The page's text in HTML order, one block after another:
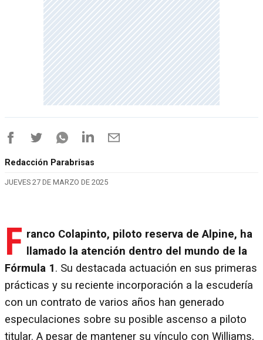
Redacción Parabrisas
JUEVES 27 DE MARZO DE 2025
F ranco Colapinto, piloto reserva de Alpine, ha
llamado la atención dentro del mundo de la
Fórmula 1. Su destacada actuación en sus primeras
prácticas y su reciente incorporación a la escudería
con un contrato de varios años han generado
especulaciones sobre su posible ascenso a piloto
titular. A pesar de mantener su vínculo con Williams,